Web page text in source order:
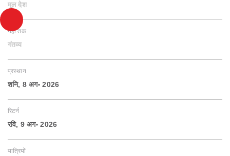
मूल देश
यहाँ तक
गंतव्य
प्रस्थान
शनि, 8 अग॰ 2026
रिटर्न
रवि, 9 अग॰ 2026
यात्रियों